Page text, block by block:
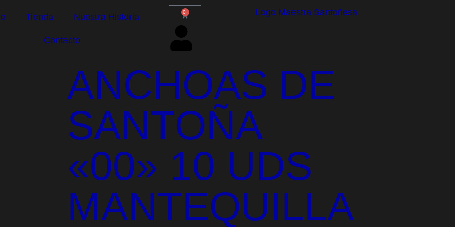
Tienda Nuestra Historia
Contacto
0
ANCHOAS DE
SANTOÑA
«00» 10 UDS
MANTEQUILLA